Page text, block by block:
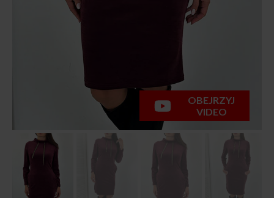
OBEJRZYJ
VIDEO